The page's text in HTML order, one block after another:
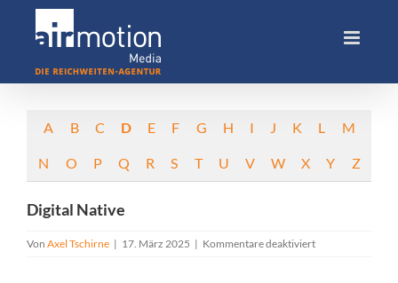
A B C D E F G H I J K L M
N O P Q R S T U V W X Y Z
Digital Native
Von Axel Tschirne | 17. März 2025 | Kommentare deaktiviertfür